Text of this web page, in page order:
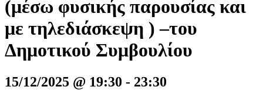
(μέσω φυσικής παρουσίας και
με τηλεδιάσκεψη ) –του
Δημοτικού Συμβουλίου
15/12/2025 @ 19:30 - 23:30